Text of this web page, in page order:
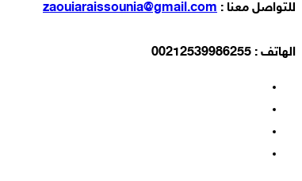
للتواصل معنا : zaouiaraissounia@gmail.com
الهاتف : 00212539986255